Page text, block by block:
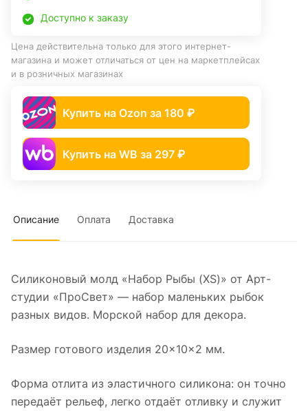
Доступно к заказу
Цена действительна только для этого интернет-
магазина и может отличаться от цен на маркетплейсах
и в розничных магазинах
Купить на Ozon за 180 ₽
Купить на WB за 297 ₽
Описание Оплата Доставка
Силиконовый молд «Набор Рыбы (XS)» от Арт-
студии «ПроСвет» — набор маленьких рыбок
разных видов. Морской набор для декора.
Размер готового изделия 20×10×2 мм.
Форма отлита из эластичного силикона: он точно
передаёт рельеф, легко отдаёт отливку и служит